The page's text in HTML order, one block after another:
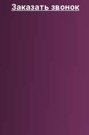
Заказать звонок